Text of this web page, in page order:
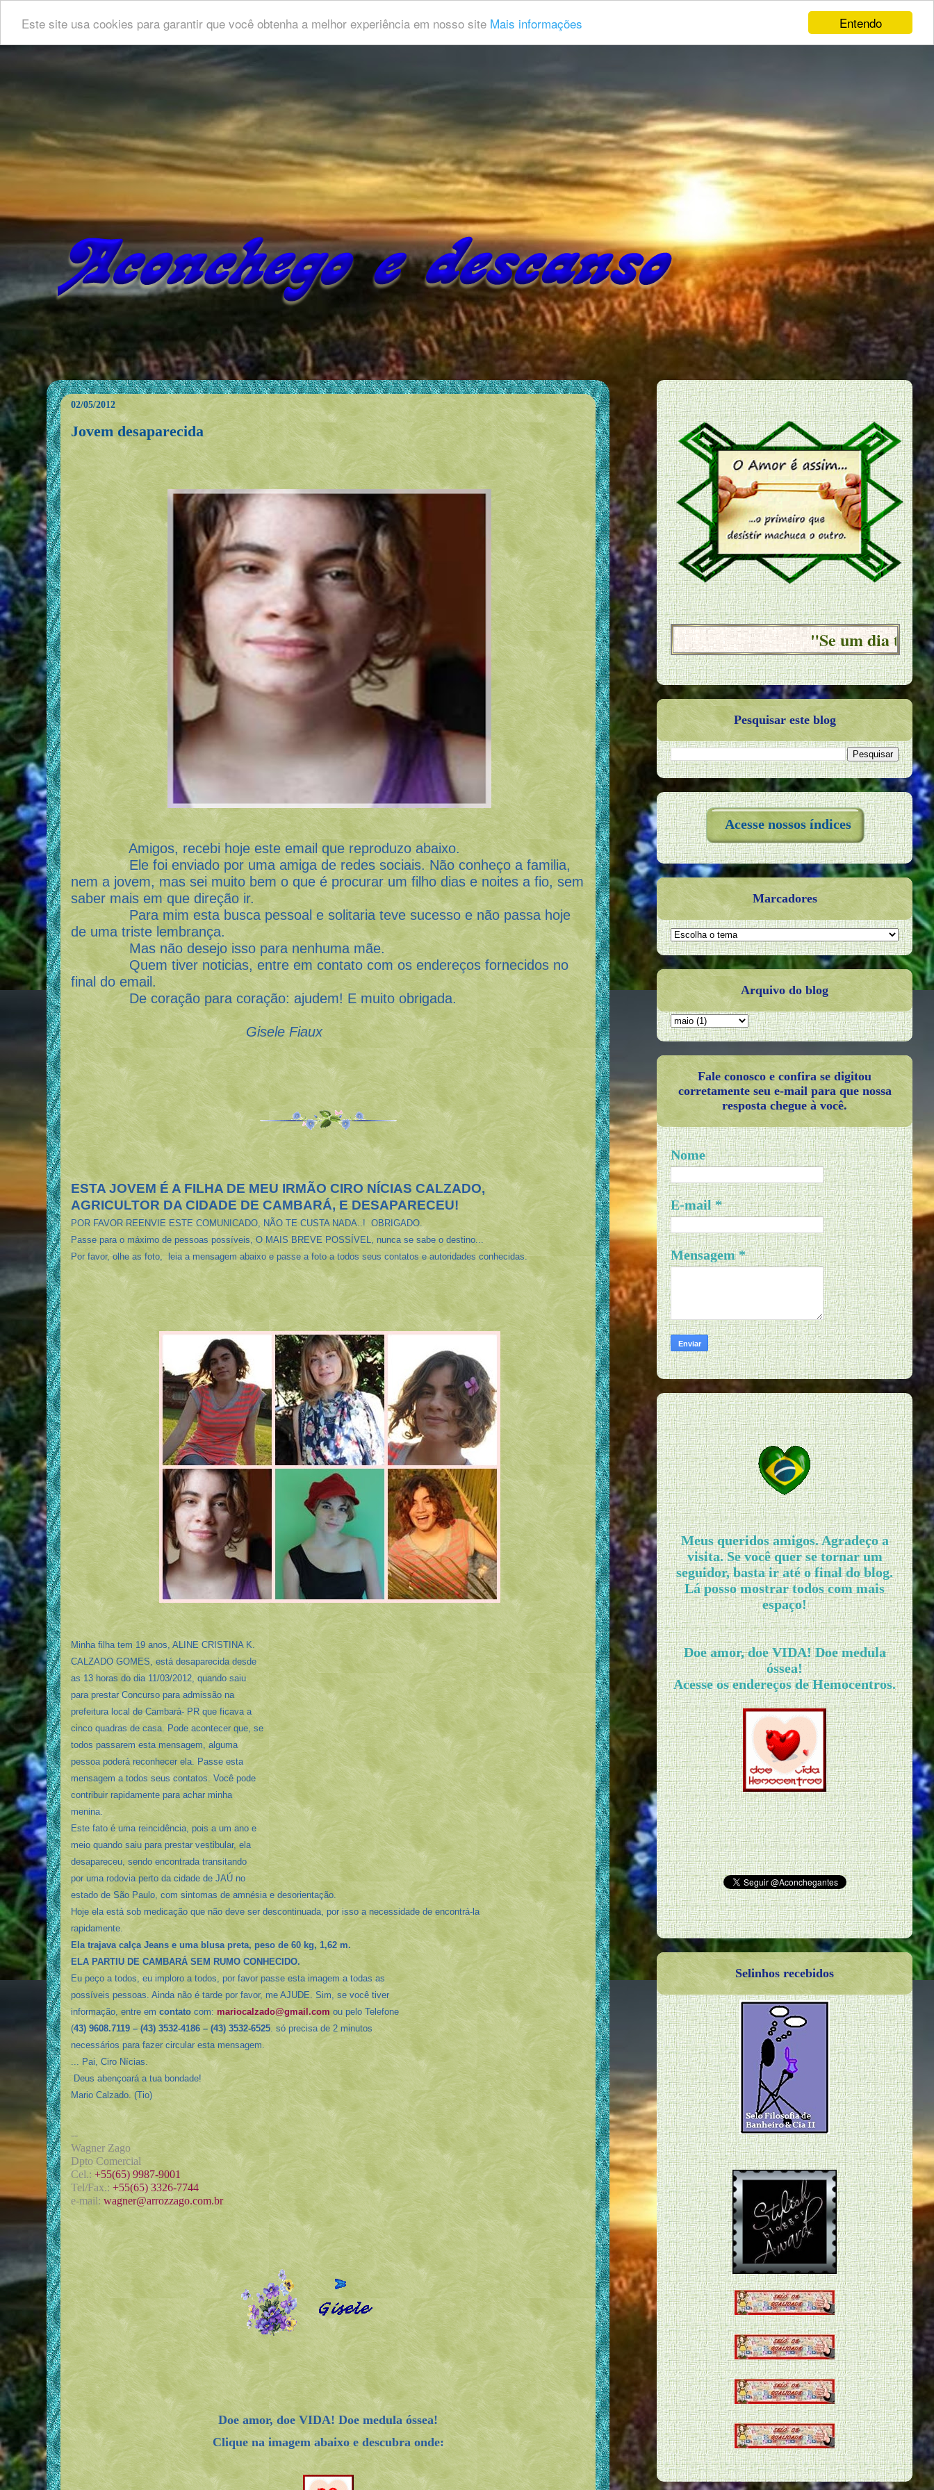
Entendo
Este site usa cookies para garantir que você obtenha a melhor experiência em nosso site Mais informações
02/05/2012
Jovem desaparecida
Amigos, recebi hoje este email que reproduzo abaixo.
Ele foi enviado por uma amiga de redes sociais. Não conheço a familia,
nem a jovem, mas sei muito bem o que é procurar um filho dias e noites a fio, sem
saber mais em que direção ir.
Para mim esta busca pessoal e solitaria teve sucesso e não passa hoje
de uma triste lembrança.
Mas não desejo isso para nenhuma mãe.
Quem tiver noticias, entre em contato com os endereços fornecidos no
final do email.
De coração para coração: ajudem! E muito obrigada.
Gisele Fiaux
ESTA JOVEM É A FILHA DE MEU IRMÃO CIRO NÍCIAS CALZADO,
AGRICULTOR DA CIDADE DE CAMBARÁ, E DESAPARECEU!
POR FAVOR REENVIE ESTE COMUNICADO, NÃO TE CUSTA NADA..! OBRIGADO.
Passe para o máximo de pessoas possíveis, O MAIS BREVE POSSÍVEL, nunca se sabe o destino...
Por favor, olhe as foto, leia a mensagem abaixo e passe a foto a todos seus contatos e autoridades conhecidas.
Minha filha tem 19 anos, ALINE CRISTINA K.
CALZADO GOMES, está desaparecida desde
as 13 horas do dia 11/03/2012, quando saiu
para prestar Concurso para admissão na
prefeitura local de Cambará- PR que ficava a
cinco quadras de casa. Pode acontecer que, se
todos passarem esta mensagem, alguma
pessoa poderá reconhecer ela. Passe esta
mensagem a todos seus contatos. Você pode
contribuir rapidamente para achar minha
menina.
Este fato é uma reincidência, pois a um ano e
meio quando saiu para prestar vestibular, ela
desapareceu, sendo encontrada transitando
por uma rodovia perto da cidade de JAÚ no
estado de São Paulo, com sintomas de amnésia e desorientação.
Hoje ela está sob medicação que não deve ser descontinuada, por isso a necessidade de encontrá-la
rapidamente.
Ela trajava calça Jeans e uma blusa preta, peso de 60 kg, 1,62 m.
ELA PARTIU DE CAMBARÁ SEM RUMO CONHECIDO.
Eu peço a todos, eu imploro a todos, por favor passe esta imagem a todas as
possíveis pessoas. Ainda não é tarde por favor, me AJUDE. Sim, se você tiver
informação, entre em contato com: mariocalzado@gmail.com ou pelo Telefone
(43) 9608.7119 – (43) 3532-4186 – (43) 3532-6525. só precisa de 2 minutos
necessários para fazer circular esta mensagem.
... Pai, Ciro Nícias.
Deus abençoará a tua bondade!
Mario Calzado. (Tio)
--
Wagner Zago
Dpto Comercial
Cel.:+55(65) 9987-9001
Tel/Fax.: +55(65) 3326-7744
e-mail: wagner@arrozzago.com.br
Doe amor, doe VIDA! Doe medula óssea!
Clique na imagem abaixo e descubra onde:
"Se um dia tiver que
Pesquisar este blog
Acesse nossos índices
Marcadores
Arquivo do blog
Fale conosco e confira se digitou
corretamente seu e-mail para que nossa
resposta chegue à você.
Nome
E-mail*
Mensagem*
Meus queridos amigos. Agradeço a
visita. Se você quer se tornar um
seguidor, basta ir até o final do blog.
Lá posso mostrar todos com mais
espaço!
Doe amor, doe VIDA! Doe medula
óssea!
Acesse os endereços de Hemocentros.
Selinhos recebidos